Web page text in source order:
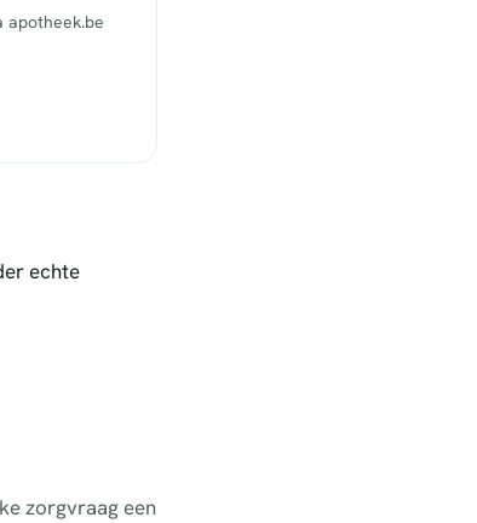
apotheek.be
echte
zorgvraag een